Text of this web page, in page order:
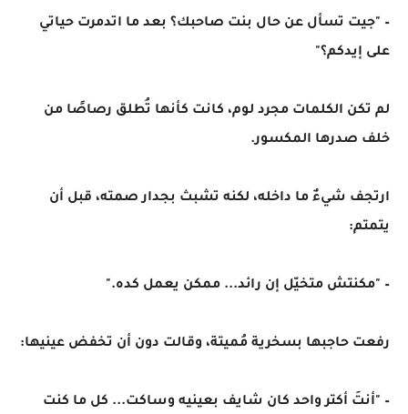
– "جيت تسأل عن حال بنت صاحبك؟ بعد ما اتدمرت حياتي
على إيدكم؟"
لم تكن الكلمات مجرد لوم، كانت كأنها تُطلق رصاصًا من
خلف صدرها المكسور.
ارتجف شيءٌ ما داخله، لكنه تشبث بجدار صمته، قبل أن
يتمتم:
– "مكنتش متخيّل إن رائد... ممكن يعمل كده."
رفعت حاجبها بسخرية مُميتة، وقالت دون أن تخفض عينيها:
– "أنتَ أكتر واحد كان شايف بعينيه وساكت... كل ما كنت